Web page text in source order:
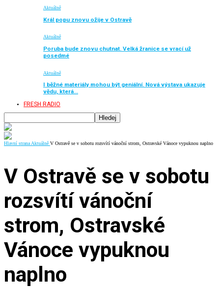
Aktuálně
Král popu znovu ožije v Ostravě
Aktuálně
Poruba bude znovu chutnat. Velká žranice se vrací už
posedmé
Aktuálně
I běžné materiály mohou být geniální. Nová výstava ukazuje
vědu, která…
FRESH RADIO
Hlavní strana Aktuálně V Ostravě se v sobotu rozsvítí vánoční strom, Ostravské Vánoce vypuknou naplno
V Ostravě se v sobotu
rozsvítí vánoční
strom, Ostravské
Vánoce vypuknou
naplno